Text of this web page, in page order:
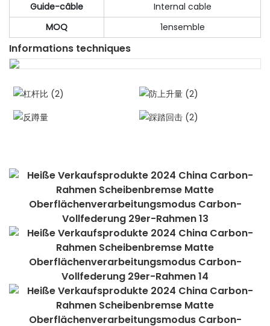
Guide-câble
Internal cable
MOQ
1ensemble
Informations techniques